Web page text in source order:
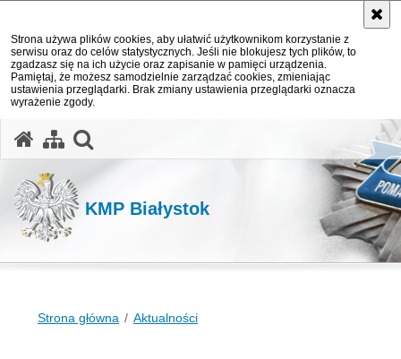
Strona używa plików cookies, aby ułatwić użytkownikom korzystanie z
serwisu oraz do celów statystycznych. Jeśli nie blokujesz tych plików, to
zgadzasz się na ich użycie oraz zapisanie w pamięci urządzenia.
Pamiętaj, że możesz samodzielnie zarządzać cookies, zmieniając
ustawienia przeglądarki. Brak zmiany ustawienia przeglądarki oznacza
wyrażenie zgody.
KMP Białystok
Strona główna Aktualności